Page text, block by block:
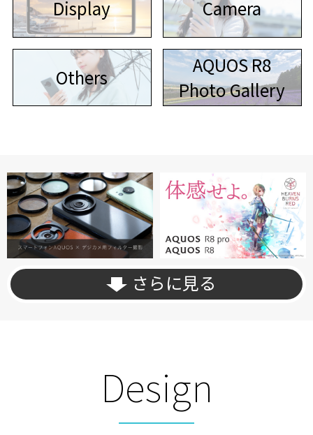
Display Camera
Others
AQUOS R8
Photo Gallery
さらに見る
Design